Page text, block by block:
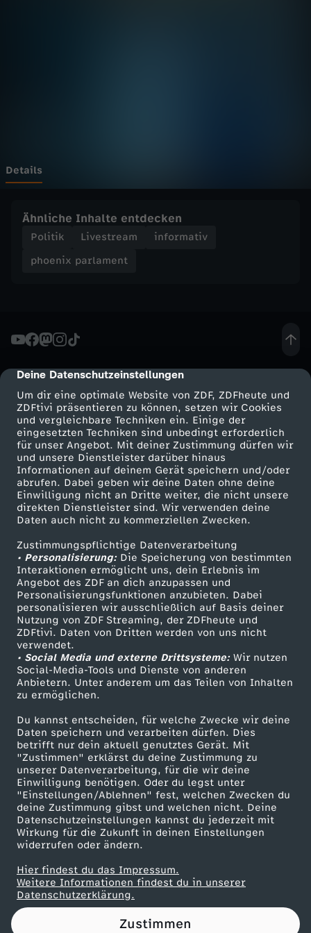
cmp-dialog-description
Deine Datenschutzeinstellungen
Um dir eine optimale Website von ZDF, ZDFheute und
ZDFtivi präsentieren zu können, setzen wir Cookies
und vergleichbare Techniken ein. Einige der
eingesetzten Techniken sind unbedingt erforderlich
für unser Angebot. Mit deiner Zustimmung dürfen wir
und unsere Dienstleister darüber hinaus
Informationen auf deinem Gerät speichern und/oder
abrufen. Dabei geben wir deine Daten ohne deine
Einwilligung nicht an Dritte weiter, die nicht unsere
direkten Dienstleister sind. Wir verwenden deine
Daten auch nicht zu kommerziellen Zwecken.
Zustimmungspflichtige Datenverarbeitung
• Personalisierung:Die Speicherung von bestimmten
Interaktionen ermöglicht uns, dein Erlebnis im
Angebot des ZDF an dich anzupassen und
Personalisierungsfunktionen anzubieten. Dabei
personalisieren wir ausschließlich auf Basis deiner
Nutzung von ZDF Streaming, der ZDFheute und
ZDFtivi. Daten von Dritten werden von uns nicht
verwendet.
• Social Media und externe Drittsysteme:Wir nutzen
Social-Media-Tools und Dienste von anderen
Anbietern. Unter anderem um das Teilen von Inhalten
zu ermöglichen.
Du kannst entscheiden, für welche Zwecke wir deine
Daten speichern und verarbeiten dürfen. Dies
betrifft nur dein aktuell genutztes Gerät. Mit
"Zustimmen" erklärst du deine Zustimmung zu
unserer Datenverarbeitung, für die wir deine
Einwilligung benötigen. Oder du legst unter
"Einstellungen/Ablehnen" fest, welchen Zwecken du
deine Zustimmung gibst und welchen nicht. Deine
Datenschutzeinstellungen kannst du jederzeit mit
Wirkung für die Zukunft in deinen Einstellungen
widerrufen oder ändern.
Hier findest du das Impressum.
Weitere Informationen findest du in unserer
Datenschutzerklärung.
Zustimmen
m
n
W
e
l
t
p
o
l
i
t
i
s
c
h
e
L
a
g
e
Details
Ähnliche Inhalte entdecken
Politik Livestream
informativ
phoenix parlament
Mehr ZDF
ZDF-Apps
Smart TV
ZDFtext
Livestreams
Sendungen A-Z
TV-Programm
Service
ZDFmitreden
Kontakt zum ZDF
Tickets
Zuschauerservice
Hilfe
ZDF Unternehmen
Karriere
ZDF goes Schule
Werbefernsehen
Mainzelmännchen
Partner